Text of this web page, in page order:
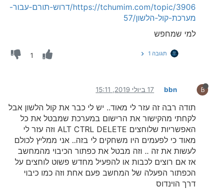
https://tchumim.com/topic/3906/דרוש-תורם-עבור-
מערכת-קול-הלשון/57
למי שמחפש
תגובה 1 1
B
bbn 17 ביולי 2019, 15:11
תודה רבה זה עזר לי מאוד.. יש לי כבר את קול הלשון אבל
לקחתי מהקישור את הרישום במערכת שמבטל את כל
האפשריות שלוחצים ALT CTRL DELETE וזה עזר לי
מאוד כי לפעמים היו משחקים לי בזה.. אני ממליץ לכולם
לעשות את זה .. וזה מבטל את כפתור הכיבוי מהמחשב
אז אם רוצים לכבות או להפעיל מחדש פשוט לוחצים על
הכפתור הפעלה של המחשב פעם אחת וזה כמו כיבוי
דרך הוינדוס